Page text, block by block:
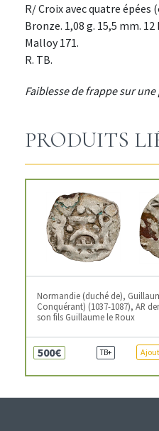
R/ Croix avec quatre
Bronze. 1,08 g. 15,5 mm. 12
Malloy 171.
R. TB.
Faiblesse de frappe sur
PRODUITS
Normandie (duché de),
Conquérant) (1037-1087), AR
son fils Guillaume le Roux
500€ TB+